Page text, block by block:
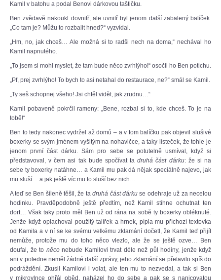
Kamil v batohu a podal Benovi dárkovou taštičku.
Ben zvědavě nakoukl dovnitř, ale uvnitř byl jenom další zabalený balíček.
„Co tam je? Můžu to rozbalit hned?“ vyzvídal.
„Hm, no, jak chceš… Ale možná si to radši nech na doma,“ nechával ho
Kamil napnutého.
„To jsem si mohl myslet, že tam bude něco zvrhlýho!“ osočil ho Ben potichu.
„Pf, prej zvrhlýho! To bych to asi netahal do restaurace, ne?“ smál se Kamil.
„Ty seš schopnej všeho! Jsi chtěl vidět, jak zrudnu…“
Kamil pobaveně pokrčil rameny: „Bene, rozbal si to, kde chceš. To je na
tobě!“
Ben to tedy nakonec vydržel až domů – a v tom balíčku pak objevil slušivé
boxerky se svým jménem vyšitým na nohavičce, a taky lísteček, že tohle je
jenom první část dárku. Sám pro sebe se potutelně usmíval, když si
představoval, v čem asi tak bude spočívat tadruhá část dárku: že si na
sebe ty boxerky natáhne… a Kamil mu pak dá nějak speciálně najevo, jak
mu sluší… a jak ještě víc mu to sluší bez nich…
A teď se Ben šíleně těšil, že tadruhá část dárku se odehraje už za necelou
hodinku. Pravděpodobně ještě předtím, než Kamil stihne ochutnat ten
dort… Však taky proto měl Ben už od rána na sobě ty boxerky obléknuté.
Jenže když oplachoval použitý talířek a hrnek, pípla mu příchozí textovka
od Kamila a v ní se ke svému velkému zklamání dočetl, že Kamil teď přijít
nemůže, protože mu do toho něco vlezlo, ale že se ještě ozve… Ben
doufal, že to něconebude Kamilovi trvat déle než půl hodiny, jenže když
ani v poledne neměl žádné další zprávy, jeho zklamání se přetavilo spíš do
podráždění. Zkusil Kamilovi i volat, ale ten mu to nezvedal, a tak si Ben
v mikrovlnce ohřál oběd, naházel ho do sebe a pak se s nanicovatou